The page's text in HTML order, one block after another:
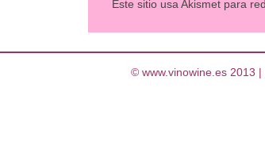
Este sitio usa Akismet para
© www.vinowine.es 2013 |